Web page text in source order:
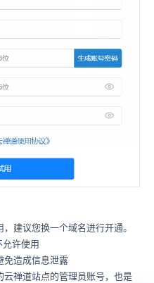
建议您换一个域名进行开通。
许使用
免造成信息泄露
禅道站点的管理员账号，也是